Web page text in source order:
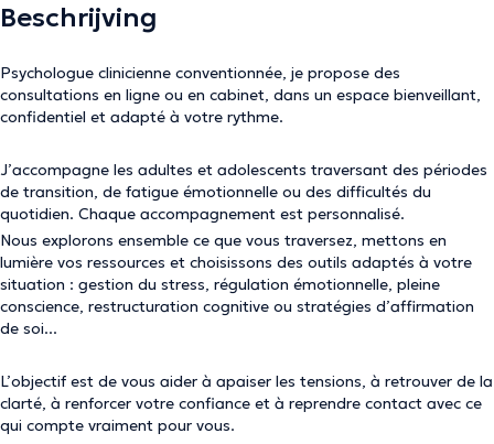
Beschrijving
Psychologue clinicienne conventionnée, je propose des
consultations en ligne ou en cabinet, dans un espace bienveillant,
confidentiel et adapté à votre rythme.
J’accompagne les adultes et adolescents traversant des périodes
de transition, de fatigue émotionnelle ou des difficultés du
quotidien. Chaque accompagnement est personnalisé.
Nous explorons ensemble ce que vous traversez, mettons en
lumière vos ressources et choisissons des outils adaptés à votre
situation : gestion du stress, régulation émotionnelle, pleine
conscience, restructuration cognitive ou stratégies d’affirmation
de soi...
L’objectif est de vous aider à apaiser les tensions, à retrouver de la
clarté, à renforcer votre confiance et à reprendre contact avec ce
qui compte vraiment pour vous.